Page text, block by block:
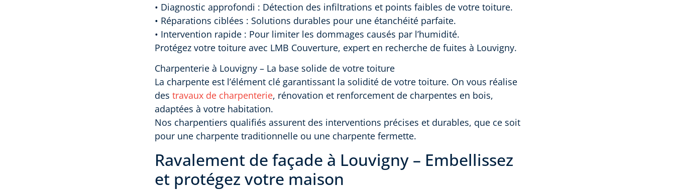
• Diagnostic approfondi : Détection des infiltrations et points faibles de votre toiture.
• Réparations ciblées : Solutions durables pour une étanchéité parfaite.
• Intervention rapide : Pour limiter les dommages causés par l’humidité.
Protégez votre toiture avec LMB Couverture, expert en recherche de fuites à Louvigny.
Charpenterie à Louvigny – La base solide de votre toiture
La charpente est l’élément clé garantissant la solidité de votre toiture. On vous réalise
des travaux de charpenterie, rénovation et renforcement de charpentes en bois,
adaptées à votre habitation.
Nos charpentiers qualifiés assurent des interventions précises et durables, que ce soit
pour une charpente traditionnelle ou une charpente fermette.
Ravalement de façade à Louvigny – Embellissez
et protégez votre maison